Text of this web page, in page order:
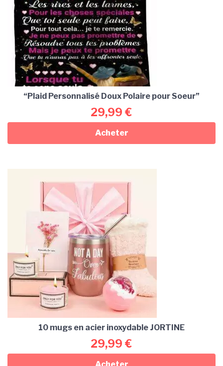
“Plaid Personnalisé Doux Polaire pour Soeur”
29,99 €
Acheter
10 mugs en acier inoxydable JORTINE
29,99 €